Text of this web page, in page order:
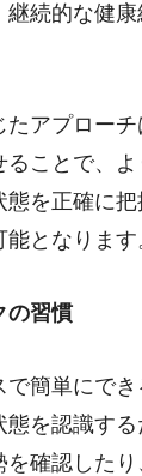
継続的な健
たアプロー
ることで、
態を正確に
となります
の習慣
簡単にでき
態を認識す
を確認した